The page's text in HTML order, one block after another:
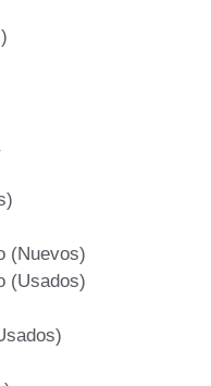
(Nuevos)
(Usados)